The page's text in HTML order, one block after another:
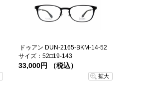
ドゥアン DUN-2165-BKM-14-52
サイズ：52□19-143
33,000円 （税込）
拡大